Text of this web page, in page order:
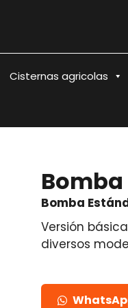
Cisternas agricolas
Bomba
Versión
diversos